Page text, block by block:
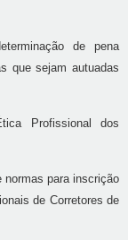
de pena
que sejam autuadas
Profissional dos
normas para inscrição
de Corretores de